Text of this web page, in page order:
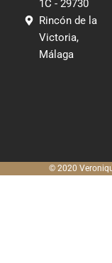
1C - 29730
Rincón de la
Victoria,
Málaga
© 2020